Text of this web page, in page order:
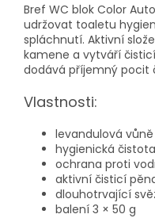
Bref WC blok Color
udržovat toaletu
spláchnutí. Aktivní
kamene a vytváří
dodává příjemný pocit
Vlastnosti:
levandulová vůně
hygienická
ochrana proti
aktivní čisticí
dlouhotrvající
balení 3 × 50 g